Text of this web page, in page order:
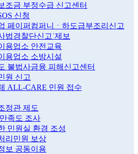
조금 부정수급 신고센터
신청
페이퍼컴퍼니ㆍ하도급부조리신고
법경찰단신고˙제보
용업소 안전교육
용업소 소방시설
불법사금융 피해신고센터
원 신고
ALL-CARE 민원 접수
정관 제도
족도 조사
민원실 환경 조성
리민원 보상
보 공동이용